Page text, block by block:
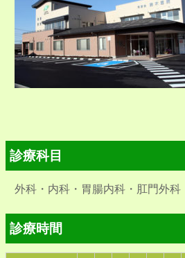
診療科目
外科・内科・胃腸内科・肛門外科
診療時間